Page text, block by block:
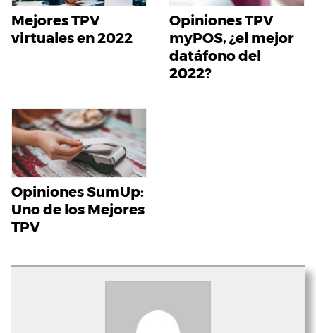
Mejores TPV
virtuales en 2022
Opiniones TPV
myPOS, ¿el mejor
datáfono del
2022?
Opiniones SumUp:
Uno de los Mejores
TPV